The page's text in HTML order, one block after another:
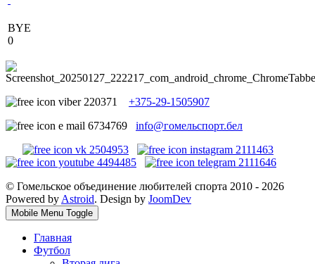
BYE
0
+375-29-1505907
info@гомельспорт.бел
© Гомельское объединение любителей спорта 2010 - 2026
Powered by Astroid. Design by JoomDev
Mobile Menu Toggle
Главная
Футбол